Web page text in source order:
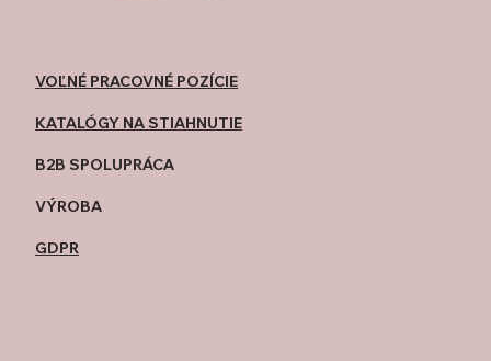
VOĽNÉ PRACOVNÉ POZÍCIE
KATALÓGY NA STIAHNUTIE
B2B SPOLUPRÁCA
​VÝROBA
GDPR